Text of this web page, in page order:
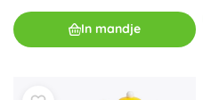
In mandje